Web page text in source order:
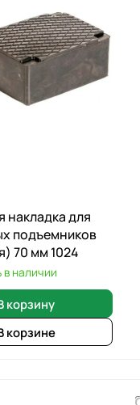
накладка для
подъемников
70 мм 1024
в наличии
корзину
корзине